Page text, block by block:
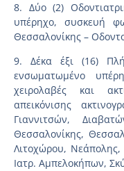
8. Δύο (2)
υπέρηχο, συσκευή
Θεσσαλονίκης –
9. Δέκα έξι (16)
ενσωματωμένο
χειρολαβές και
απεικόνισης
Γιαννιτσών,
Θεσσαλονίκης,
Λιτοχώρου,
Ιατρ. Αμπελοκήπων,